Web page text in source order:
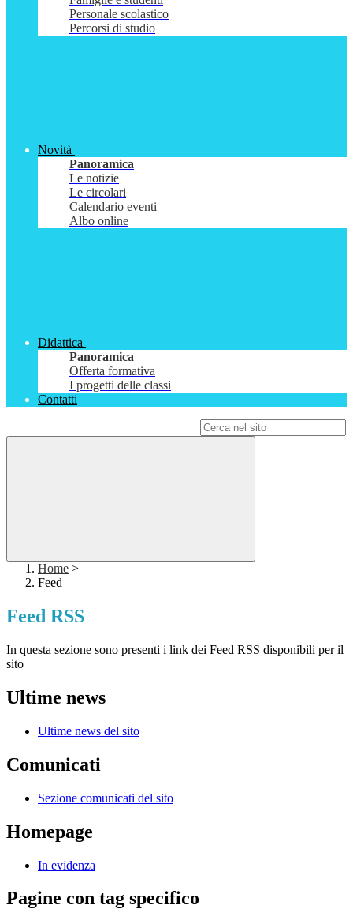
Personale scolastico
Percorsi di studio
Novità
Panoramica
Le notizie
Le circolari
Calendario eventi
Albo online
Didattica
Panoramica
Offerta formativa
I progetti delle classi
Contatti
Home >
Feed
Feed RSS
In questa sezione sono presenti i link dei Feed RSS disponibili per il
sito
Ultime news
Ultime news del sito
Comunicati
Sezione comunicati del sito
Homepage
In evidenza
Pagine con tag specifico